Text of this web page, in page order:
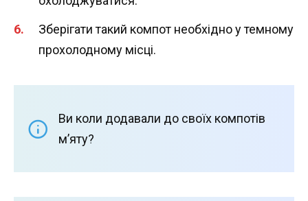
Зберігати такий компот необхідно у темному
прохолодному місці.
Ви коли додавали до своїх компотів
м’яту?